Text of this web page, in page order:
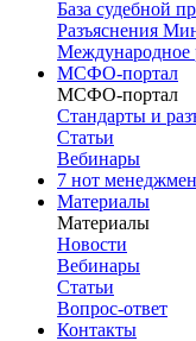
База судебной
Разъяснения
Международное
МСФО-портал
МСФО-портал
Стандарты и
Статьи
Вебинары
7 нот
Материалы
Материалы
Новости
Вебинары
Статьи
Вопрос-ответ
Контакты